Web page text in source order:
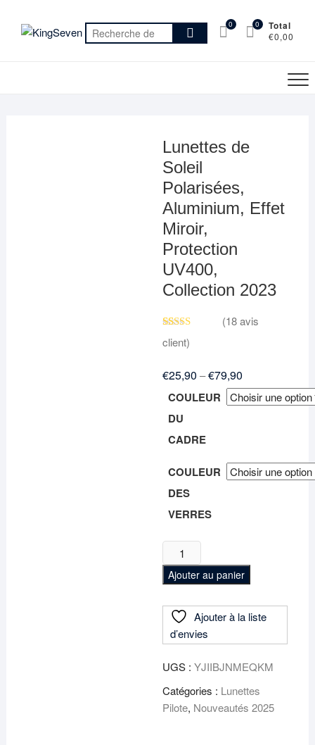
Recherche
pour :
0 Total
€0,00
0
Lunettes de
Soleil
Polarisées,
Aluminium, Effet
Miroir,
Protection
UV400,
Collection 2023
Noté4.83
sur 5 basé
18
client
(18avis
client)
€25,90 –€79,90
COULEUR
DU
CADRE
COULEUR
DES
VERRES
quantité
de
Lunettes
Soleil
Polarisées,
Effet
Miroir,
Protection
UV400,
Ajouter au panier
Ajouter à la liste
d’envies
UGS :YJIIBJNMEQKM
Catégories : Lunettes
Pilote, Nouveautés 2025